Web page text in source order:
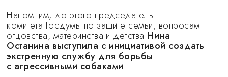
Напомним, до этого председатель
комитета Госдумы по защите семьи, вопросам
отцовства, материнства и детства Нина
Останина выступила с инициативой создать
экстренную службу для борьбы
с агрессивными собаками.